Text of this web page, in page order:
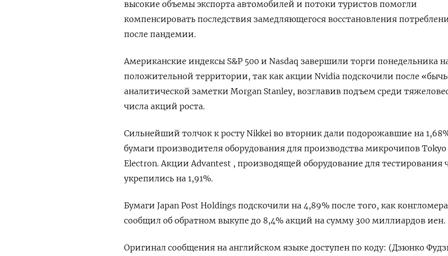
высокие объемы экспорта автомобилей и потоки туристов помогли
компенсировать последствия замедляющегося восстановления
после пандемии.
Американские индексы S&P 500 и Nasdaq завершили торги понедельника
положительной территории, так как акции Nvidia подскочили после
аналитической заметки Morgan Stanley, возглавив подъем среди
числа акций роста.
Сильнейший толчок к росту Nikkei во вторник дали подорожавшие на
бумаги производителя оборудования для производства микрочипов Tokyo
Electron. Акции Advantest , производящей оборудование для тестирования
укрепились на 1,91%.
Бумаги Japan Post Holdings подскочили на 4,89% после того, как
сообщил об обратном выкупе до 8,4% акций на сумму 300 миллиардов иен.
Оригинал сообщения на английском языке доступен по коду: (Дзюнко